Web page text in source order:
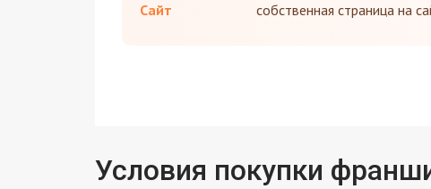
Сайт собственная страница на
Условия покупки